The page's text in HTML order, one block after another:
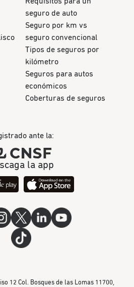
seguro de auto
Seguro por km vs
seguro convencional
Tipos de seguros por
kilómetro
Seguros para autos
económicos
Coberturas de seguros
ante la:
la app
12 Col. Bosques de las Lomas 11700,